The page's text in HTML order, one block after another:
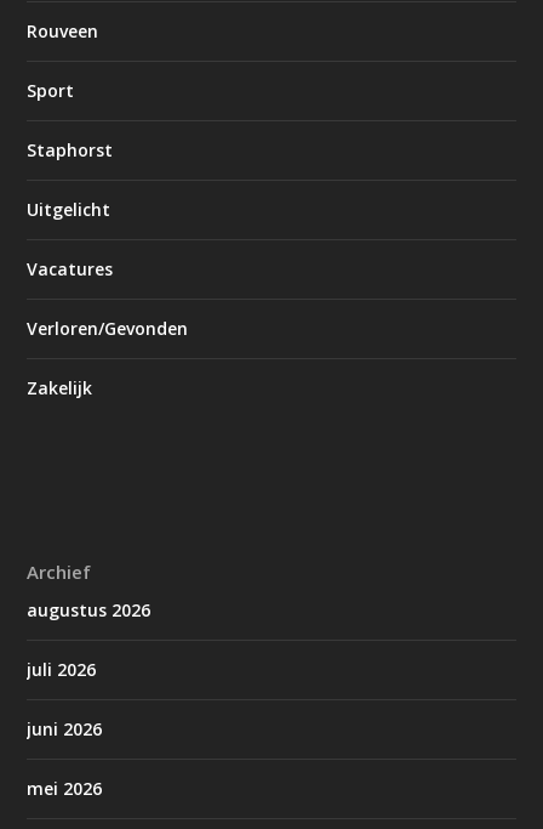
Rouveen
Sport
Staphorst
Uitgelicht
Vacatures
Verloren/Gevonden
Zakelijk
Archief
augustus 2026
juli 2026
juni 2026
mei 2026